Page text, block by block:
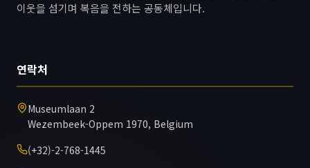
이웃을 섬기며 복음을 전하는 공동체입니다.
연락처
Museumlaan 2
Wezembeek-Oppem 1970, Belgium
(+32)-2-768-1445